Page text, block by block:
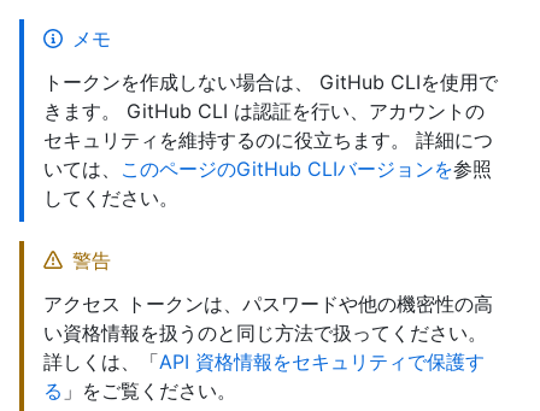
メモ
トークンを作成しない場合は、 GitHub CLIを使用で
きます。 GitHub CLI は認証を行い、アカウントの
セキュリティを維持するのに役立ちます。 詳細につ
いては、 このページのGitHub CLIバージョンを参照
してください。
警告
アクセス トークンは、パスワードや他の機密性の高
い資格情報を扱うのと同じ方法で扱ってください。
詳しくは、「API 資格情報をセキュリティで保護す
る 」をご覧ください。